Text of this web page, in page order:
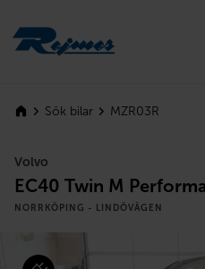
Sök bilar MZR03R
Volvo
EC40 Twin M
NORRKÖPING - LINDÖVÄGEN